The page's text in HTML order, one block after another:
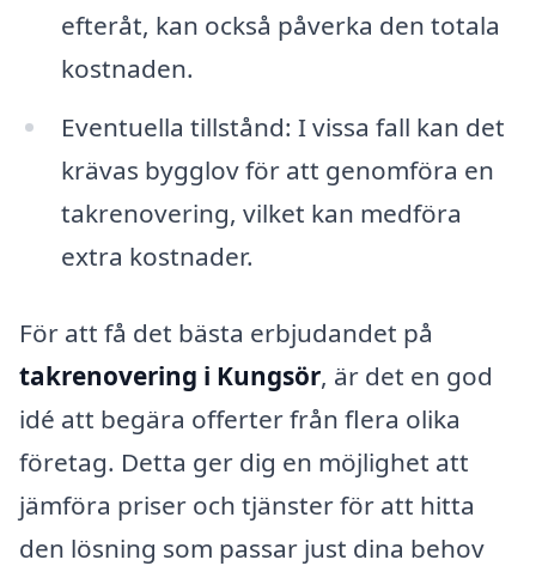
efteråt, kan också påverka den totala
kostnaden.
Eventuella tillstånd: I vissa fall kan det
krävas bygglov för att genomföra en
takrenovering, vilket kan medföra
extra kostnader.
För att få det bästa erbjudandet på
takrenovering i Kungsör, är det en god
idé att begära offerter från flera olika
företag. Detta ger dig en möjlighet att
jämföra priser och tjänster för att hitta
den lösning som passar just dina behov